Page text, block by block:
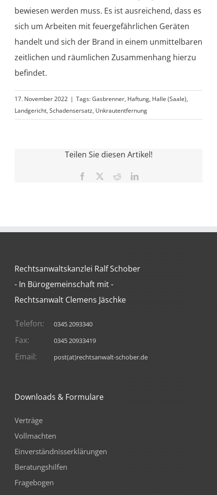
bewiesen werden muss. Es ist ausreichend, dass es
sich um Arbeiten mit feuergefährlichen Geräten
handelt und sich der Brand in einem unmittelbaren
zeitlichen und räumlichen Zusammenhang hierzu
befindet.
17. November 2022 | Tags:Gasbrenner, Haftung, Halle (Saale),
Landgericht, Schadensersatz, Unkrautentfernung
Teilen Sie diesen Artikel!
Facebook RedditLinkedIn
Rechtsanwaltskanzlei Ralf Schober
- In Bürogemeinschaft mit -
Rechtsanwalt Clemens Jäschke
Telefon: 0345 2093340
Fax: 0345 20933419
Email: post(at)rechtsanwalt-schober.de
Downloads & Formulare
Verträge
Vollmachten
Einverständnisserklärungen
Beratungshilfen
Fragebogen